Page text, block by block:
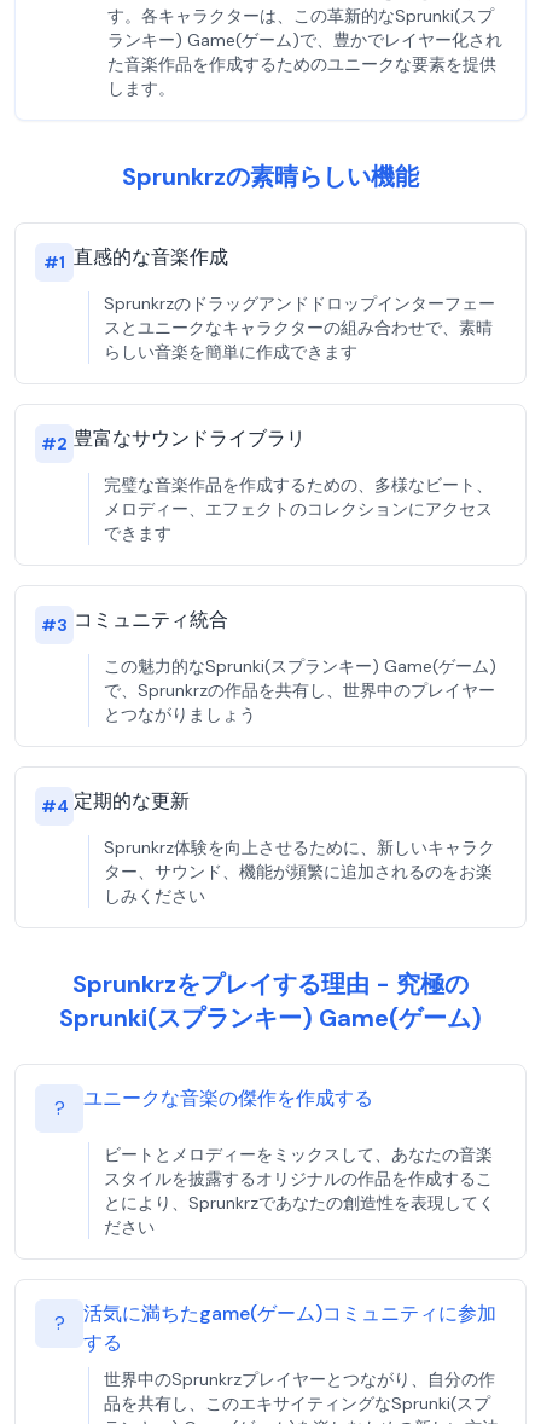
す。各キャラクターは、この革新的なSprunki(スプ
ランキー) Game(ゲーム)で、豊かでレイヤー化され
た音楽作品を作成するためのユニークな要素を提供
します。
Sprunkrzの素晴らしい機能
#1 直感的な音楽作成
Sprunkrzのドラッグアンドドロップインターフェー
スとユニークなキャラクターの組み合わせで、素晴
らしい音楽を簡単に作成できます
#2 豊富なサウンドライブラリ
完璧な音楽作品を作成するための、多様なビート、
メロディー、エフェクトのコレクションにアクセス
できます
#3 コミュニティ統合
この魅力的なSprunki(スプランキー) Game(ゲーム)
で、Sprunkrzの作品を共有し、世界中のプレイヤー
とつながりましょう
#4 定期的な更新
Sprunkrz体験を向上させるために、新しいキャラク
ター、サウンド、機能が頻繁に追加されるのをお楽
しみください
Sprunkrzをプレイする理由 - 究極の
Sprunki(スプランキー) Game(ゲーム)
? ユニークな音楽の傑作を作成する
ビートとメロディーをミックスして、あなたの音楽
スタイルを披露するオリジナルの作品を作成するこ
とにより、Sprunkrzであなたの創造性を表現してく
ださい
?
活気に満ちたgame(ゲーム)コミュニティに参加
する
世界中のSprunkrzプレイヤーとつながり、自分の作
品を共有し、このエキサイティングなSprunki(スプ